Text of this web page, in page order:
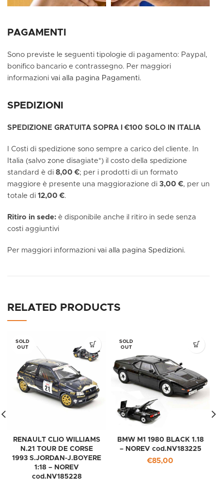
PAGAMENTI
Sono previste le seguenti tipologie di pagamento: Paypal,
bonifico bancario e contrassegno. Per maggiori
informazioni vai alla pagina Pagamenti.
SPEDIZIONI
SPEDIZIONE GRATUITA SOPRA I €100 SOLO IN ITALIA
I Costi di spedizione sono sempre a carico del cliente. In
Italia (salvo zone disagiate*) il costo della spedizione
standard è di 8,00 €; per i prodotti di un formato
maggiore è presente una maggiorazione di 3,00 €, per un
totale di 12,00 €.
Ritiro in sede: è disponibile anche il ritiro in sede senza
costi aggiuntivi
Per maggiori informazioni vai alla pagina Spedizioni.
RELATED PRODUCTS
SOLD
OUT
RENAULT CLIO WILLIAMS
N.21 TOUR DE CORSE
1993 S.JORDAN-J.BOYERE
1:18 – NOREV
cod.NV185228
SOLD
OUT
BMW M1 1980 BLACK 1.18
– NOREV cod.NV183225
€85,00